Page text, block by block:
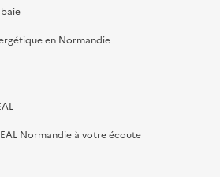
en Normandie
Normandie à votre écoute